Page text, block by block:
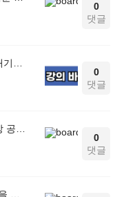
0
댓글
0
댓글
0
댓글